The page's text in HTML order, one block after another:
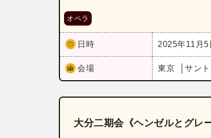
オペラ
日時 2025年11月5
会場 東京 サン
大分二期会《ヘンゼルとグレ